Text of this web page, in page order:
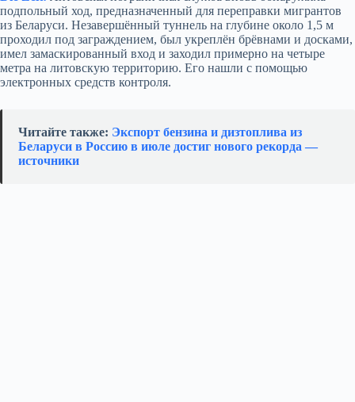
подпольный ход, предназначенный для переправки мигрантов
из Беларуси. Незавершённый туннель на глубине около 1,5 м
проходил под заграждением, был укреплён брёвнами и досками,
имел замаскированный вход и заходил примерно на четыре
метра на литовскую территорию. Его нашли с помощью
электронных средств контроля.
Читайте также: Экспорт бензина и дизтоплива из
Беларуси в Россию в июле достиг нового рекорда —
источники